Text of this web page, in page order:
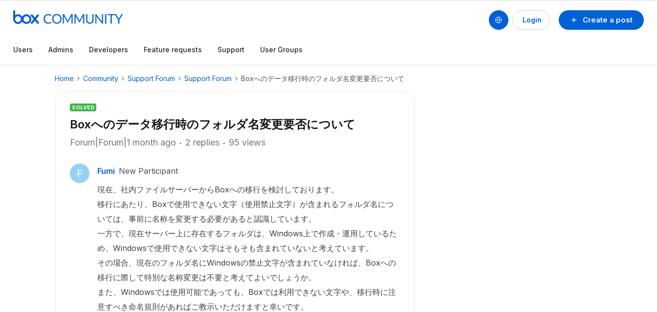
Create a post
Login
Users Admins Developers Feature requests Support User Groups
Home Community Support Forum Support Forum Boxへのデータ移行時のフォルダ名変更要否について
SOLVED
Boxへのデータ移行時のフォルダ名変更要否について
Forum|Forum|1 month ago 2 replies 95 views
F Fumi New Participant
現在、社内ファイルサーバーからBoxへの移行を検討しております。
移行にあたり、Boxで使用できない文字（使用禁止文字）が含まれるフォルダ名につ
いては、事前に名称を変更する必要があると認識しています。
一方で、現在サーバー上に存在するフォルダは、Windows上で作成・運用しているた
め、Windowsで使用できない文字はそもそも含まれていないと考えています。
その場合、現在のフォルダ名にWindowsの禁止文字が含まれていなければ、Boxへの
移行に際して特別な名称変更は不要と考えてよいでしょうか。
また、Windowsでは使用可能であっても、Boxでは利用できない文字や、移行時に注
意すべき命名規則があればご教示いただけますと幸いです。